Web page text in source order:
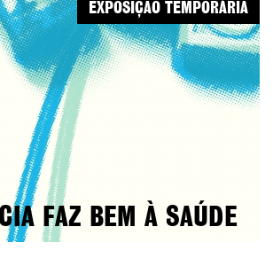
FAZ BEM À SAÚDE
EXPOSIÇÃO TEMPORÁRIA